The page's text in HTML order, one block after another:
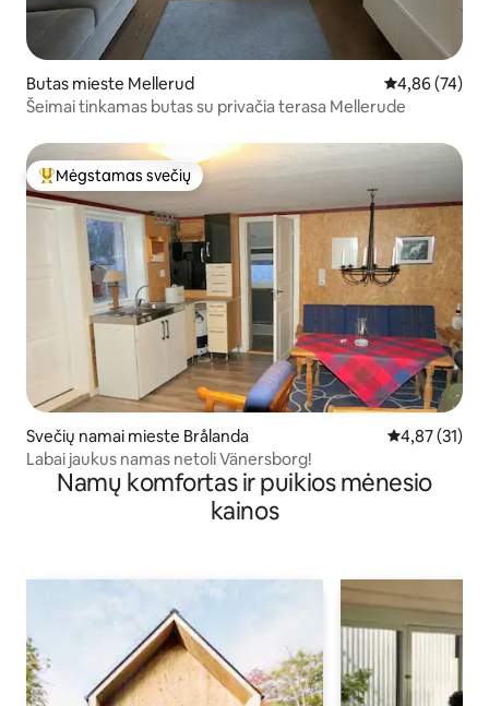
Butas mieste Mellerud Vidutinis
4,86 (74)
Šeimai tinkamas butas su privačia terasa Mellerude
Svečių mėgstamiausias
Mėgstamas svečių
Svečių namai mieste Brålanda Vidutinis
4,87 (31)
Labai jaukus namas netoli Vänersborg!
Namų komfortas ir puikios mėnesio
kainos